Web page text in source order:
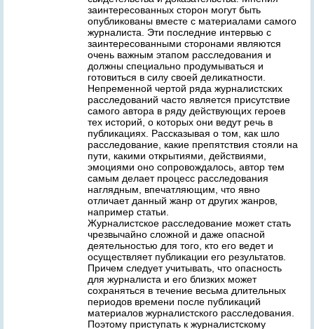
заинтересованных сторон могут быть
опубликованы вместе с материалами самого
журналиста. Эти последние интервью с
заинтересованными сторонами являются
очень важным этапом расследования и
должны специально продумываться и
готовиться в силу своей деликатности.
Непременной чертой ряда журналистских
расследований часто является присутствие
самого автора в ряду действующих героев
тех историй, о которых они ведут речь в
публикациях. Рассказывая о том, как шло
расследование, какие препятствия стояли на
пути, какими открытиями, действиями,
эмоциями оно сопровождалось, автор тем
самым делает процесс расследования
наглядным, впечатляющим, что явно
отличает данный жанр от других жанров,
например статьи.
Журналистское расследование может стать
чрезвычайно сложной и даже опасной
деятельностью для того, кто его ведет и
осуществляет публикации его результатов.
Причем следует учитывать, что опасность
для журналиста и его близких может
сохраняться в течение весьма длительных
периодов времени после публикаций
материалов журналистского расследования.
Поэтому приступать к журналистскому